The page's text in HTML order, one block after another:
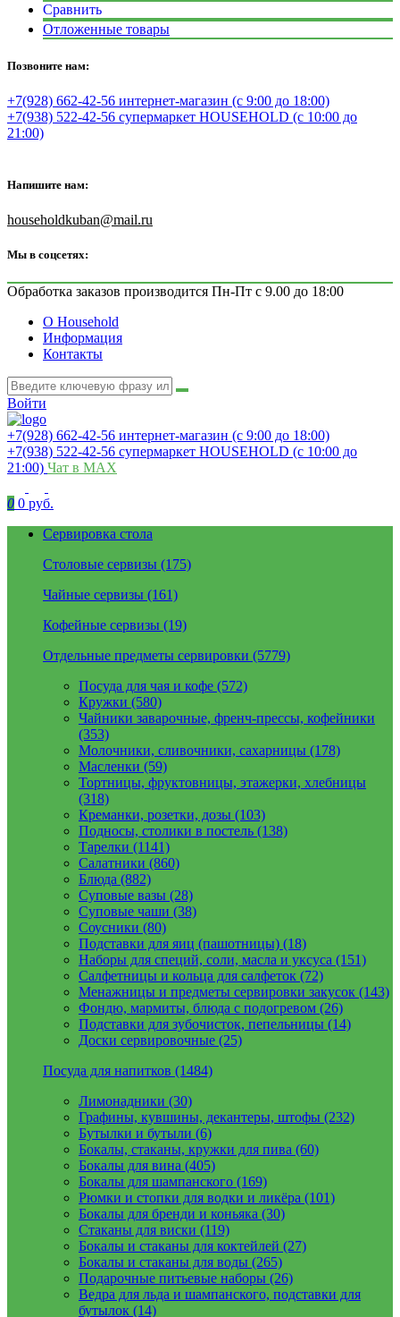
Сравнить
Отложенные товары
Позвоните нам:
+7(928) 662-42-56 интернет-магазин (с 9:00 до 18:00)
+7(938) 522-42-56 супермаркет HOUSEHOLD (с 10:00 до
21:00)
Напишите нам:
householdkuban@mail.ru
Мы в соцсетях:
Обработка заказов производится Пн-Пт с 9.00 до 18:00
О Household
Информация
Контакты
Войти
+7(928) 662-42-56 интернет-магазин (с 9:00 до 18:00)
+7(938) 522-42-56 супермаркет HOUSEHOLD (с 10:00 до
21:00) Чат в MAX
0 0 руб.
Сервировка стола
Столовые сервизы (175)
Чайные сервизы (161)
Кофейные сервизы (19)
Отдельные предметы сервировки (5779)
Посуда для чая и кофе (572)
Кружки (580)
Чайники заварочные, френч-прессы, кофейники
(353)
Молочники, сливочники, сахарницы (178)
Масленки (59)
Тортницы, фруктовницы, этажерки, хлебницы
(318)
Креманки, розетки, дозы (103)
Подносы, столики в постель (138)
Тарелки (1141)
Салатники (860)
Блюда (882)
Суповые вазы (28)
Суповые чаши (38)
Соусники (80)
Подставки для яиц (пашотницы) (18)
Наборы для специй, соли, масла и уксуса (151)
Салфетницы и кольца для салфеток (72)
Менажницы и предметы сервировки закусок (143)
Фондю, мармиты, блюда с подогревом (26)
Подставки для зубочисток, пепельницы (14)
Доски сервировочные (25)
Посуда для напитков (1484)
Лимонадники (30)
Графины, кувшины, декантеры, штофы (232)
Бутылки и бутыли (6)
Бокалы, стаканы, кружки для пива (60)
Бокалы для вина (405)
Бокалы для шампанского (169)
Рюмки и стопки для водки и ликёра (101)
Бокалы для бренди и коньяка (30)
Стаканы для виски (119)
Бокалы и стаканы для коктейлей (27)
Бокалы и стаканы для воды (265)
Подарочные питьевые наборы (26)
Ведра для льда и шампанского, подставки для
бутылок (14)